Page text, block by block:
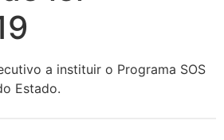
a instituir o Programa SOS
Estado.